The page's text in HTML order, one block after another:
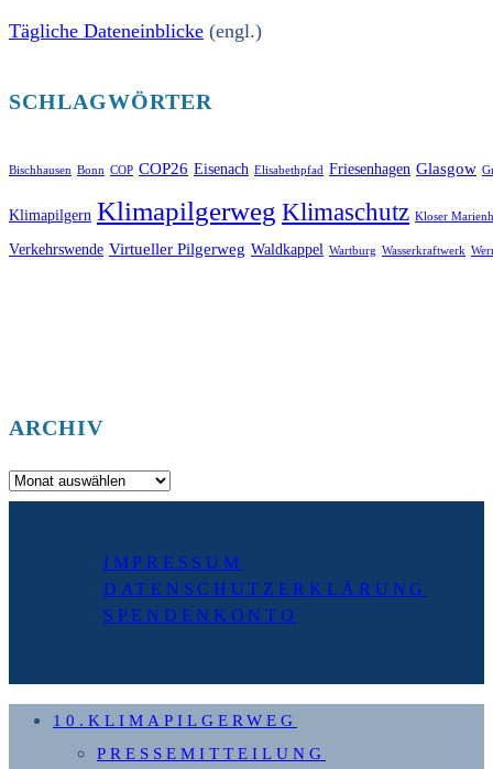
Tägliche Dateneinblicke (engl.)
SCHLAGWÖRTER
Bischhausen Bonn COP COP26 Eisenach Elisabethpfad Friesenhagen Glasgow
Klimapilgern Klimapilgerweg Klimaschutz Kloser
Verkehrswende Virtueller Pilgerweg Waldkappel Wartburg Wasserkraftwerk
ARCHIV
Archiv
IMPRESSUM
DATENSCHUTZERKLÄRUNG
SPENDENKONTO
10.KLIMAPILGERWEG
PRESSEMITTEILUNG